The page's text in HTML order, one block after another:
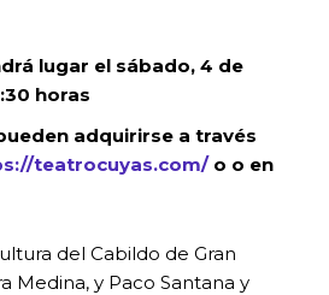
lugar el sábado, 4 de
horas
adquirirse a través
teatrocuyas.com/o o en
del Cabildo de Gran
Medina, y Paco Santana y